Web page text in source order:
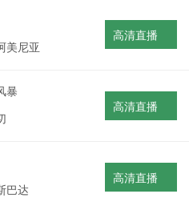
美尼亚
高清直播
暴
高清直播
巴达
高清直播